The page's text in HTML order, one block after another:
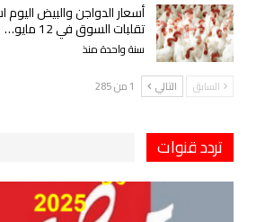
أسعار الدواجن والبيض
تقلبات السوق في 12 مايو…
سنة واحدة منذ
السابق التالي 1 من 285
تردد قنوات